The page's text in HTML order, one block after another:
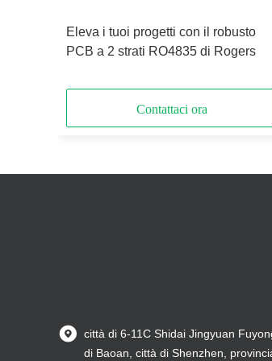
Eleva i tuoi progetti con il robusto
PCB a 2 strati RO4835 di Rogers
Contattaci ora
città di 6-11C Shidai Jingyuan
di Baoan, città di Shenzhen,